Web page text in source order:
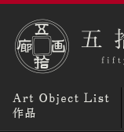
コラム